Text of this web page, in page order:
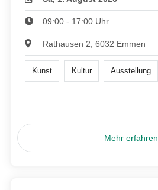
09:00 - 17:00 Uhr
Rathausen 2, 6032 Emmen
Kunst Kultur Ausstellung
Mehr erfahren